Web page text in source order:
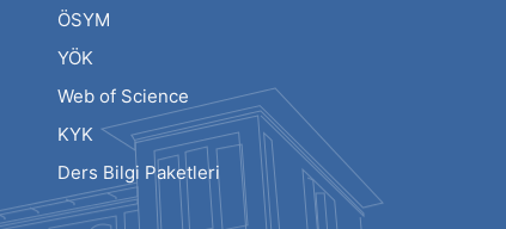
ÖSYM
YÖK
Web of Science
KYK
Ders Bilgi Paketleri